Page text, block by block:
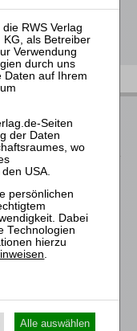
und Verbindung mit
ideal auch zum
§ 15 FAO und
.
Alle auswählen